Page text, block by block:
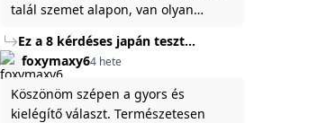
talál szemet alapon, van olyan
Ez a 8 kérdéses japán teszt
hibátlanul feltárja az igazságot
rólad
foxymaxy64 hete
Köszönöm szépen a gyors és
kielégítő választ. Természetesen